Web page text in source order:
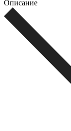
Описание